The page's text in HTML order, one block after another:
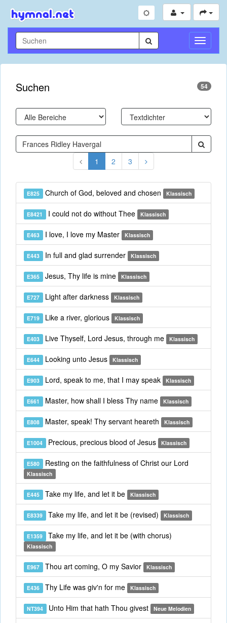
Suchen 54
1 2 3
E825 Church of God, beloved and chosen Klassisch
E8421 I could not do without Thee Klassisch
E463 I love, I love my Master Klassisch
E443 In full and glad surrender Klassisch
E365 Jesus, Thy life is mine Klassisch
E727 Light after darkness Klassisch
E719 Like a river, glorious Klassisch
E403 Live Thyself, Lord Jesus, through me Klassisch
E644 Looking unto Jesus Klassisch
E903 Lord, speak to me, that I may speak Klassisch
E661 Master, how shall I bless Thy name Klassisch
E808 Master, speak! Thy servant heareth Klassisch
E1004 Precious, precious blood of Jesus Klassisch
E580 Resting on the faithfulness of Christ our Lord
Klassisch
E445 Take my life, and let it be Klassisch
E8339 Take my life, and let it be (revised) Klassisch
E1359 Take my life, and let it be (with chorus)
Klassisch
E967 Thou art coming, O my Savior Klassisch
E436 Thy Life was giv'n for me Klassisch
NT394 Unto Him that hath Thou givest Neue Melodien